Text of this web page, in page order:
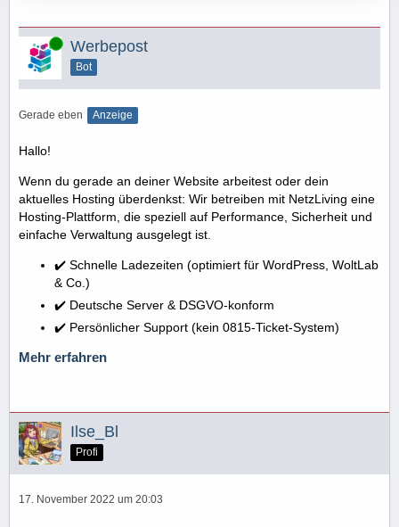
Online Werbepost
Bot
Gerade eben Anzeige
Hallo!
Wenn du gerade an deiner Website arbeitest oder dein
aktuelles Hosting überdenkst: Wir betreiben mit NetzLiving eine
Hosting-Plattform, die speziell auf Performance, Sicherheit und
einfache Verwaltung ausgelegt ist.
✔️ Schnelle Ladezeiten (optimiert für WordPress, WoltLab
& Co.)
✔️ Deutsche Server & DSGVO-konform
✔️ Persönlicher Support (kein 0815-Ticket-System)
Mehr erfahren
Ilse_Bl
Profi
17. November 2022 um 20:03